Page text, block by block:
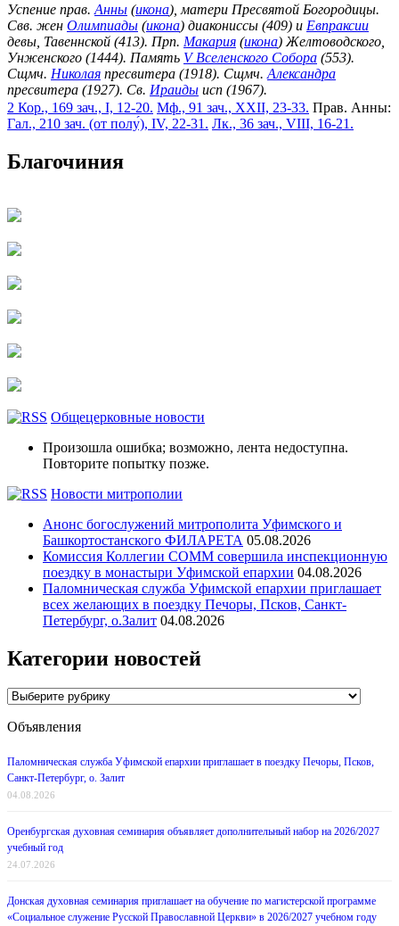
Успение прав. Анны (икона), матери Пресвятой Богородицы.
Свв. жен Олимпиады (икона) диакониссы (409) и Евпраксии
девы, Тавеннской (413). Прп. Макария (икона) Желтоводского,
Унженского (1444). Память V Вселенского Собора (553).
Сщмч. Николая пресвитера (1918). Сщмч. Александра
пресвитера (1927). Св. Ираиды исп (1967).
2 Кор., 169 зач., I, 12-20. Мф., 91 зач., XXII, 23-33. Прав. Анны:
Гал., 210 зач. (от полу́), IV, 22-31. Лк., 36 зач., VIII, 16-21.
Благочиния
Общецерковные новости
Произошла ошибка; возможно, лента недоступна.
Повторите попытку позже.
Новости митрополии
Анонс богослужений митрополита Уфимского и
Башкортостанского ФИЛАРЕТА 05.08.2026
Комиссия Коллегии СОММ совершила инспекционную
поездку в монастыри Уфимской епархии 04.08.2026
Паломническая служба Уфимской епархии приглашает
всех желающих в поездку Печоры, Псков, Санкт-
Петербург, о.Залит 04.08.2026
Категории новостей
Категории
Объявления
Паломническая служба Уфимской епархии приглашает в поездку Печоры, Псков,
Санкт-Петербург, о. Залит
04.08.2026
Оренбургская духовная семинария объявляет дополнительный набор на 2026/2027
учебный год
24.07.2026
Донская духовная семинария приглашает на обучение по магистерской программе
«Социальное служение Русской Православной Церкви» в 2026/2027 учебном году